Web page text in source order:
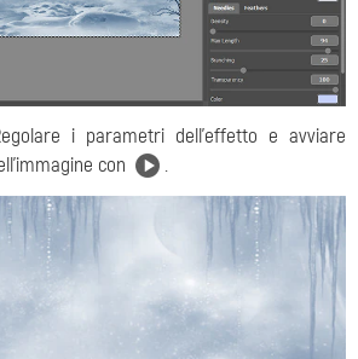
i parametri dell'effetto e avviare
con
.